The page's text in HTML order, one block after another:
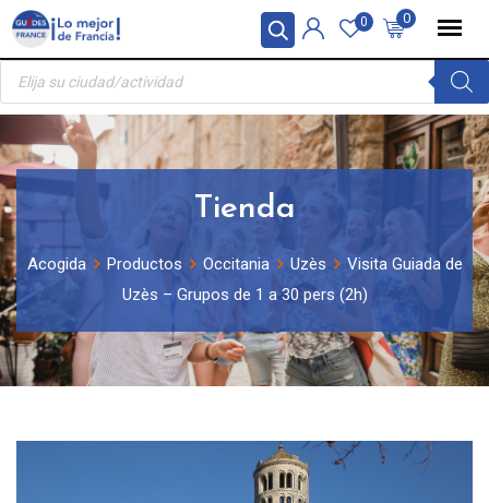
Panel de gestión de cookies
Skip
content
0
0
Búsqueda
productos
Tienda
Acogida Productos Occitania Uzès
Visita Guiada de
Uzès – Grupos de 1 a 30 pers (2h)